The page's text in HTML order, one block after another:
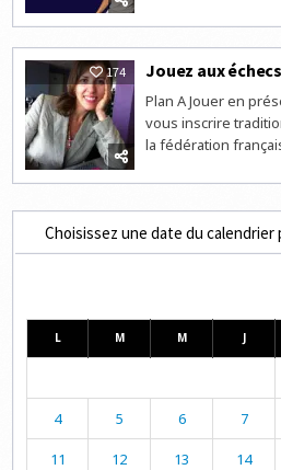
174 Jouez aux
Plan A Jouer en
vous inscrire
la fédération
Choisissez une date du
L M M J
4 5 6 7
11 12 13 14